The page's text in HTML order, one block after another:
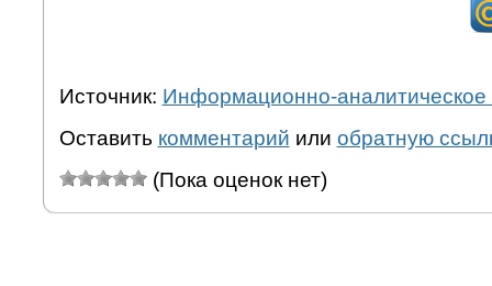
Источник: Информационно-аналитическое
Оставить комментарий или обратную
(Пока оценок нет)